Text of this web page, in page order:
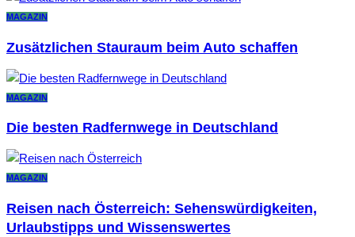
MAGAZIN
Zusätzlichen Stauraum beim Auto schaffen
MAGAZIN
Die besten Radfernwege in Deutschland
MAGAZIN
Reisen nach Österreich: Sehenswürdigkeiten,
Urlaubstipps und Wissenswertes